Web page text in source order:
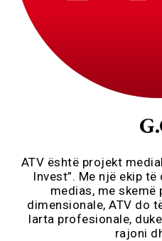
ATV është projekt
Invest”. Me një ekip
medias, me
dimensionale, ATV do
larta profesionale,
rajoni